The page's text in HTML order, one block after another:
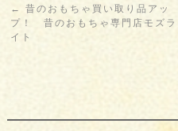
←
昔のおもちゃ買い取り品アッ
プ！ 昔のおもちゃ専門店モズラ
イト